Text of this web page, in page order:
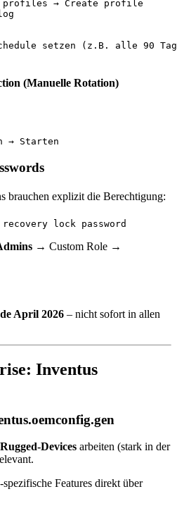
profiles → Create profile
setzen (z.B. alle 90
(Manuelle Rotation)
brauchen explizit die Berechtigung:
→ Custom Role →
April 2026 – nicht sofort in allen
Inventus
Devices arbeiten (stark in der
Features direkt über